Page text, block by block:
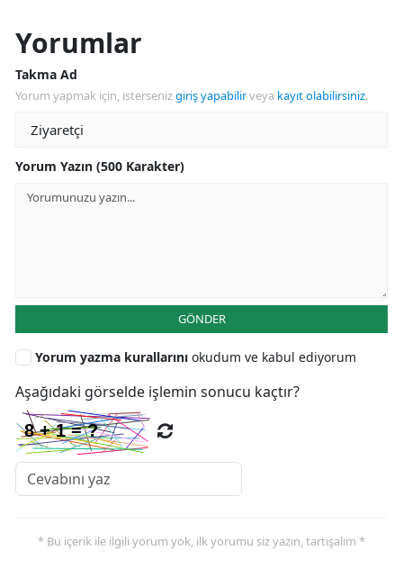
Yorumlar
Takma Ad
Yorum yapmak için, istersenizgiriş yapabilirveya kayıt olabilirsiniz.
Yorum Yazın (500 Karakter)
GÖNDER
Yorum yazma kurallarını okudum ve kabul ediyorum
Aşağıdaki görselde işlemin sonucu kaçtır?
* Bu içerik ile ilgili yorum yok, ilk yorumu siz yazın, tartışalım *